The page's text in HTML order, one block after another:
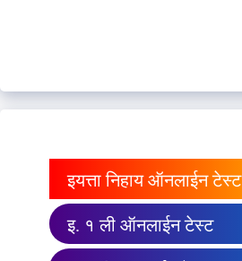
इयत्ता निहाय ऑनलाईन टेस्ट
इ. १ ली ऑनलाईन टेस्ट